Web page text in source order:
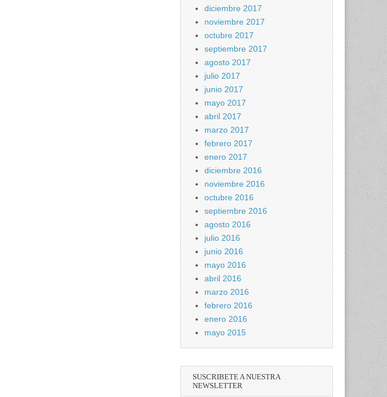
diciembre 2017
noviembre 2017
octubre 2017
septiembre 2017
agosto 2017
julio 2017
junio 2017
mayo 2017
abril 2017
marzo 2017
febrero 2017
enero 2017
diciembre 2016
noviembre 2016
octubre 2016
septiembre 2016
agosto 2016
julio 2016
junio 2016
mayo 2016
abril 2016
marzo 2016
febrero 2016
enero 2016
mayo 2015
SUSCRIBETE A NUESTRA
NEWSLETTER